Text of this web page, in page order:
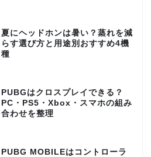
夏にヘッドホンは暑い？蒸れを減
らす選び方と用途別おすすめ4機
種
PUBGはクロスプレイできる？
PC・PS5・Xbox・スマホの組み
合わせを整理
PUBG MOBILEはコントローラ